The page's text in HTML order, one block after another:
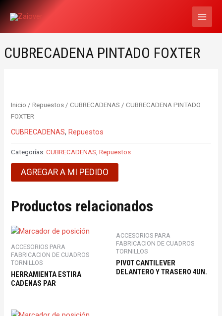
CUBRECADENA PINTADO FOXTER
Inicio /Repuestos /CUBRECADENAS / CUBRECADENA PINTADO
FOXTER
CUBRECADENAS,Repuestos
Categorías:CUBRECADENAS,Repuestos
AGREGAR A MI PEDIDO
Productos relacionados
ACCESORIOS PARA
FABRICACION DE CUADROS
TORNILLOS
HERRAMIENTA ESTIRA
CADENAS PAR
ACCESORIOS PARA
FABRICACION DE CUADROS
TORNILLOS
PIVOT CANTILEVER
DELANTERO Y TRASERO 4UN.